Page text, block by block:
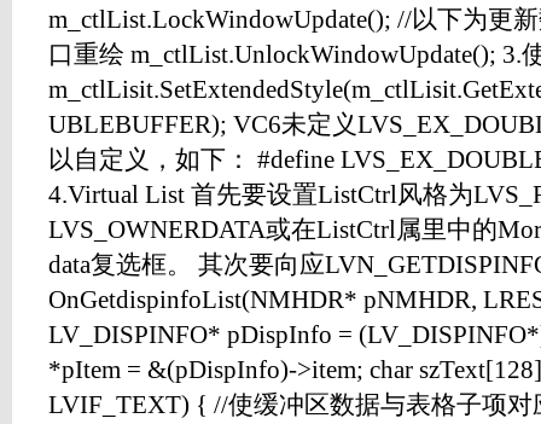
m_ctlList.LockWindowUpdate(); //以下为
口重绘 m_ctlList.UnlockWindowUpdate();
UBLEBUFFER); VC6未定义
以自定义，如下： #define
4.Virtual List 首先要设置ListCtrl风格为
LVS_OWNERDATA或在ListCtrl属里中的
data复选框。 其次要向应
OnGetdispinfoList(NMHDR* pNMHDR,
LV_DISPINFO* pDispInfo =
*pItem = &(pDispInfo)->item; char
LVIF_TEXT) { //使缓冲区数据与表格子项